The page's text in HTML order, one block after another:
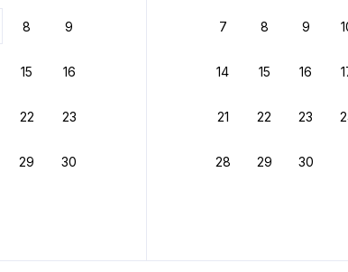
8 9
15 16
22 23
29 30
7 8 9
14 15 16
21 22 23
28 29 30